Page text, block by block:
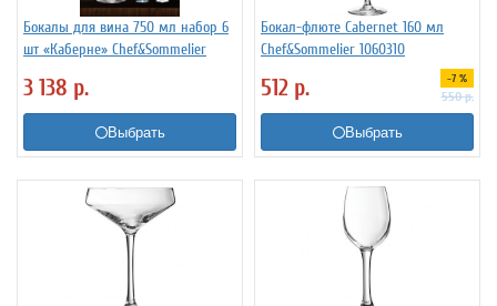
Бокалы для вина 750 мл набор 6
шт «Каберне» Chef&Sommelier
3 138 р.
Выбрать
Бокал-флюте Cabernet 160 мл
Chef&Sommelier 1060310
512 р. -7 %
550р.
Выбрать